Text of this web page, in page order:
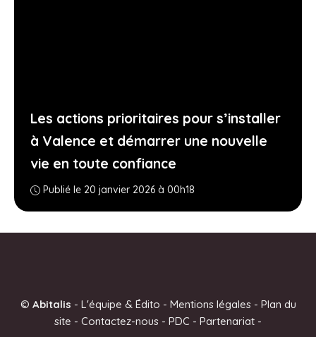
Les actions prioritaires pour s’installer
à Valence et démarrer une nouvelle
vie en toute confiance
Publié le 20 janvier 2026 à 00h18
© Abitalis - L'équipe & Édito - Mentions légales- Plan du
site - Contactez-nous - PDC - Partenariat -